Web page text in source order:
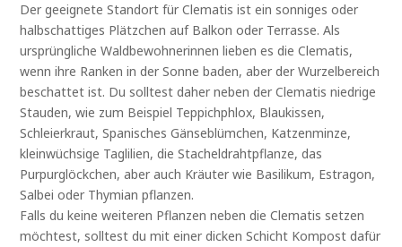
Der geeignete Standort für Clematis ist ein sonniges oder
halbschattiges Plätzchen auf Balkon oder Terrasse. Als
ursprüngliche Waldbewohnerinnen lieben es die Clematis,
wenn ihre Ranken in der Sonne baden, aber der Wurzelbereich
beschattet ist. Du solltest daher neben der Clematis niedrige
Stauden, wie zum Beispiel Teppichphlox, Blaukissen,
Schleierkraut, Spanisches Gänseblümchen, Katzenminze,
kleinwüchsige Taglilien, die Stacheldrahtpflanze, das
Purpurglöckchen, aber auch Kräuter wie Basilikum, Estragon,
Salbei oder Thymian pflanzen.
Falls du keine weiteren Pflanzen neben die Clematis setzen
möchtest, solltest du mit einer dicken Schicht Kompost dafür